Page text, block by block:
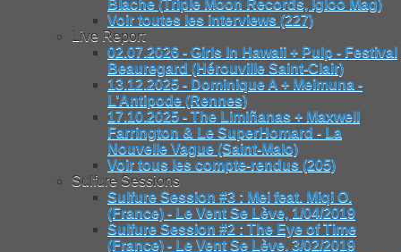
Blache (Triple Moon Records, Igloo Mag)
Voir toutes les interviews (227)
Live Report
02.07.2026 - Girls In Hawaii + Pulp - Festival
Beauregard (Hérouville Saint-Clair)
13.12.2025 - Dominique A + Meimuna -
L’Antipode (Rennes)
17.10.2025 - The Limiñanas + Maxwell
Farrington & Le SuperHomard - La
Nouvelle Vague (Saint-Malo)
Voir tous les compte-rendus (205)
Sulfure Sessions
Sulfure Session #3 : Mei feat. Miqi O.
(France) - Le Vent Se Lève, 1/04/2019
Sulfure Session #2 : The Eye of Time
(France) - Le Vent Se Lève, 3/02/2019